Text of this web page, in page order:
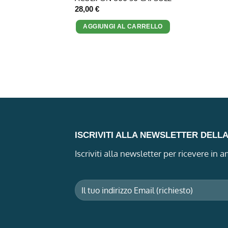
28,00 €
AGGIUNGI AL CARRELLO
ISCRIVITI ALLA NEWSLETTER
Iscriviti alla newsletter per ricevere in